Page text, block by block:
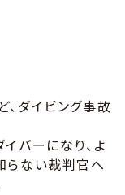
、ダイビング事故
バーになり、よ
らない裁判官へ